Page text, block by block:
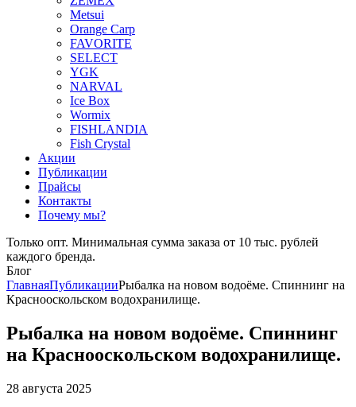
Metsui
Orange Carp
FAVORITE
SELECT
YGK
NARVAL
Ice Box
Wormix
FISHLANDIA
Fish Crystal
Акции
Публикации
Прайсы
Контакты
Почему мы?
Только опт. Минимальная сумма заказа от 10 тыс. рублей
каждого бренда.
Блог
ГлавнаяПубликацииРыбалка на новом водоёме. Спиннинг на
Краснооскольском водохранилище.
Рыбалка на новом водоёме. Спиннинг
на Краснооскольском водохранилище.
28 августа 2025